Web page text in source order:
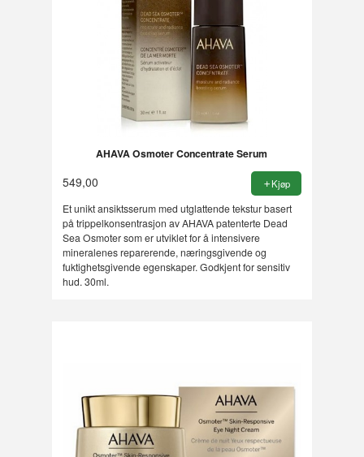
AHAVA Osmoter Concentrate Serum
549,00 Kjøp
Et unikt ansiktsserum med utglattende tekstur basert
på trippelkonsentrasjon av AHAVA patenterte Dead
Sea Osmoter som er utviklet for å intensivere
mineralenes reparerende, næringsgivende og
fuktighetsgivende egenskaper. Godkjent for sensitiv
hud. 30ml.